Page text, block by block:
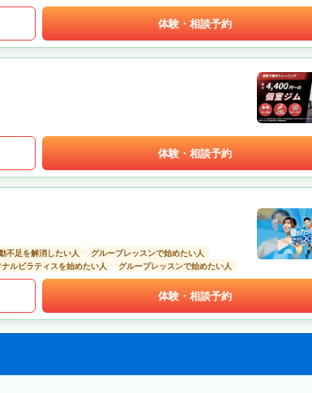
体験・相談予約
体験・相談予約
不足を解消したい人
グループレッスンで始めたい人
ルピラティスを始めたい人 グループレッスンで始めたい人
体験・相談予約